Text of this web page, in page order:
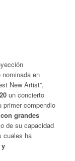
en
New Artist”,
un concierto
primer compendio
grandes
de su capacidad
cuales ha
y